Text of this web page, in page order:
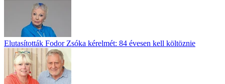
Elutasították Fodor Zsóka kérelmét: 84 évesen kell költöznie